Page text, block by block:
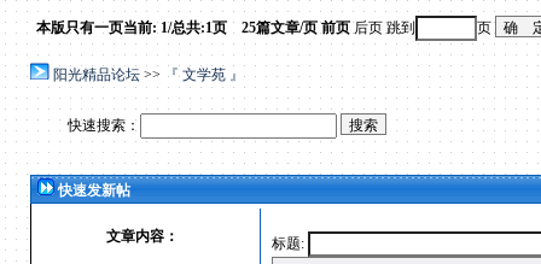
本版只有一页当前: 1/总共:1页 25篇文章/页前页后页 跳到 页
阳光精品论坛>> 『 文学苑 』
快速搜索：
快速发新帖
文章内容： 标题: